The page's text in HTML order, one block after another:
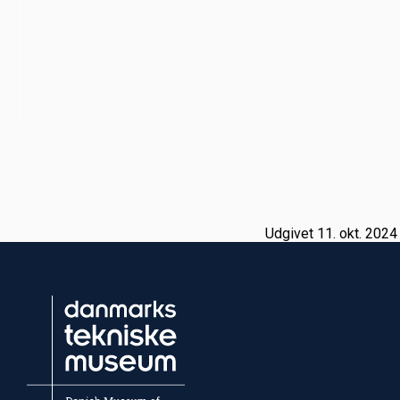
Udgivet 11. okt. 2024